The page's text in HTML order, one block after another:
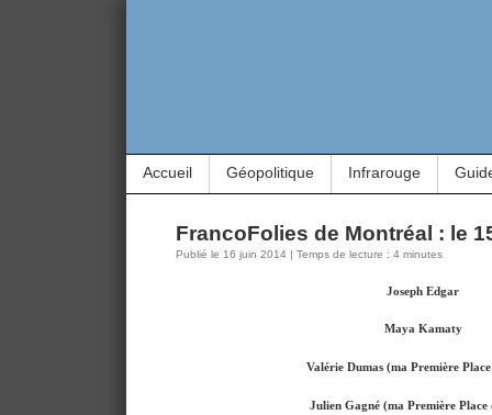
Accueil Géopolitique Infrarouge
FrancoFolies de Montréal : le
Publié le 16 juin 2014 | Temps de lecture : 4 minutes
Joseph Edgar
Maya Kamaty
Valérie Dumas (ma Première
Julien Gagné (ma Première Place